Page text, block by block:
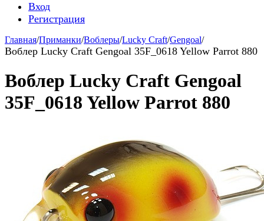
Вход
Регистрация
Главная/Приманки/Воблеры/Lucky Craft/Gengoal/
Воблер Lucky Craft Gengoal 35F_0618 Yellow Parrot 880
Воблер Lucky Craft Gengoal
35F_0618 Yellow Parrot 880